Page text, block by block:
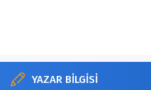
YAZAR BİLGİSİ